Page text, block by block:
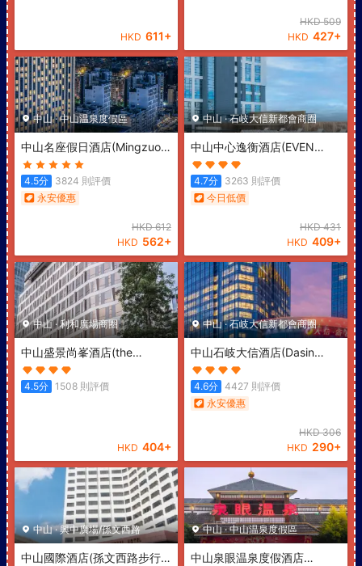
HKD 611+
HKD509
HKD 427+
中山·中山温泉度假區
中山名座假日酒店(Mingzuo
Hotel)
4.5分 3824 則評價
永安優惠
HKD612
HKD 562+
中山·石岐大信新都會商圈
中山中心逸衡酒店(EVEN
Hotel ZHONGSHAN CITY
CENTER)
4.7分 3263 則評價
今日低價
HKD431
HKD 409+
中山·利和廣場商圈
中山盛景尚峯酒店(the
Summit Hotel)
4.5分 1508 則評價
HKD 404+
中山·石岐大信新都會商圈
中山石岐大信酒店(Dasin
Hotel)
4.6分 4427 則評價
永安優惠
HKD306
HKD 290+
中山·興中廣場/孫文西路
中山國際酒店(孫文西路步行
中山·中山温泉度假區
中山泉眼温泉度假酒店